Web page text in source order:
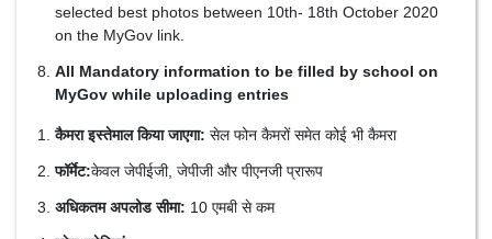
selected best photos between 10th- 18th October 2020
on the MyGov link.
All Mandatory information to be filled by school on
MyGov while uploading entries
कैमरा इस्तेमाल किया जाएगा: सेल फोन कैमरों समेत कोई भी कैमरा
फॉर्मेट:केवल जेपीईजी, जेपीजी और पीएनजी प्रारूप
अधिकतम अपलोड सीमा: 10 एमबी से कम